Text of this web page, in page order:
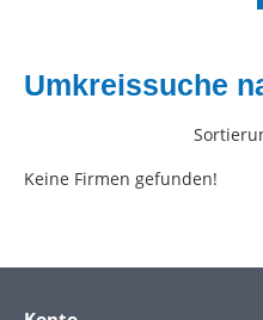
Umkreissuche
Keine Firmen gefunden!